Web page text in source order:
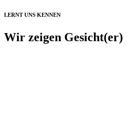
LERNT UNS KENNEN
Wir zeigen Gesicht(er)